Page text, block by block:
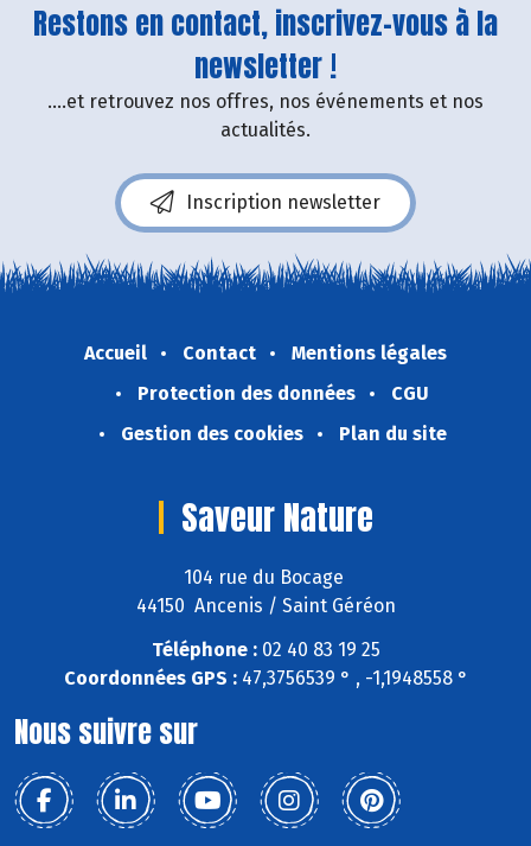
Restons en contact, inscrivez-vous à la
newsletter !
....et retrouvez nos offres, nos événements et nos
actualités.
Inscription newsletter
Accueil Contact
Mentions légales
Protection des données
CGU
Gestion des cookies
Plan du site
Saveur Nature
104 rue du Bocage
44150 Ancenis / Saint Géréon
Téléphone :02 40 83 19 25
Coordonnées GPS :47,3756539 ° , -1,1948558 °
Nous suivre sur